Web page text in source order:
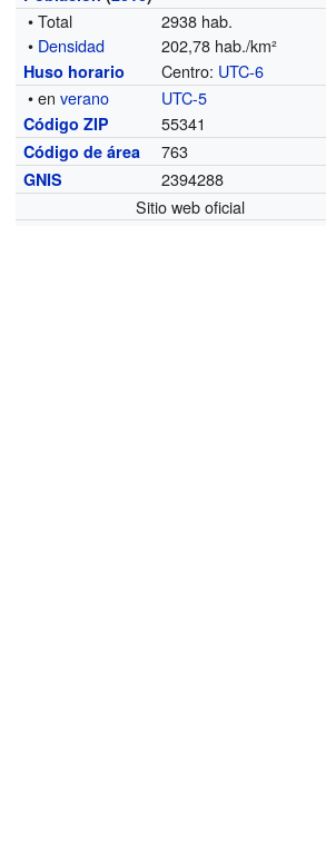
• Total
2938 hab.
• Densidad 202,78 hab./km²
Huso horario Centro: UTC-6
• enverano UTC-5
Código ZIP 55341
Código de área 763
GNIS
2394288
Sitio web oficial